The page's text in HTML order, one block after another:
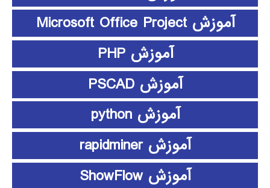
آموزش Microsoft Office Project
آموزش PHP
آموزش PSCAD
آموزش python
آموزش rapidminer
آموزش ShowFlow